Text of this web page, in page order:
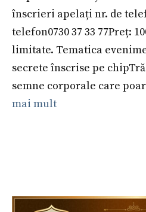
înscrieri apelați nr. de
telefon0730 37 33 77Preț:
limitate. Tematica
secrete înscrise pe
semne corporale care
mai mult